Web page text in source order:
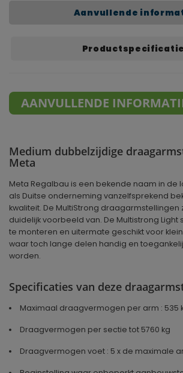
Aanvullende
AANVULLENDE
Medium dubbelzijdige
Meta
Meta Regalbau is een bekende naam in de
als Duitse onderneming vanzelfsprekend
kwaliteit. De MultiStrong draagarmstellingen
duidelijk voorbeeld van. De Multistrong Light
te monteren en uitermate geschikt voor
waar toch lange delen handig en
worden.
Specificaties van deze
Maximaal draagvermogen per arm : 535
Draagvermogen per sectie tot 5760 kg
Draagvermogen voet : 5 x de maximale